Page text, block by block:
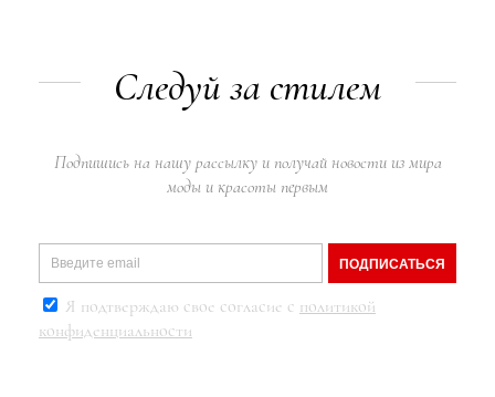
Следуй за стилем
Подпишись на нашу рассылку и получай новости из мира
моды и красоты первым
ПОДПИСАТЬСЯ
Я подтверждаю свое согласие с политикой
конфиденциальности